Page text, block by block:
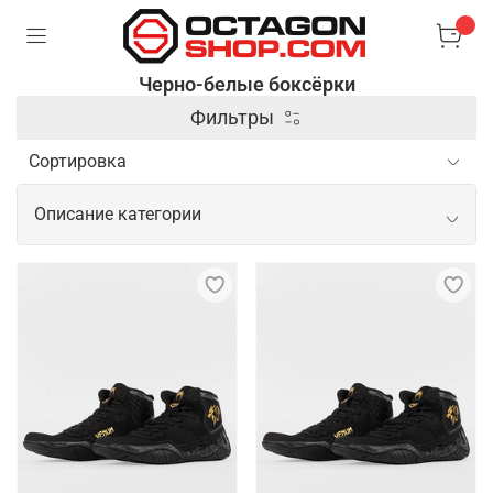
Черно-белые боксёрки
Фильтры
Описание категории
популярных производителей
подчеркивает динамичность и современность в
образе спортсмена. Такая расцветка хорошо
сочетается с разной спортивной экипировкой и
подходит для тех, кто хочет выделиться на ринге